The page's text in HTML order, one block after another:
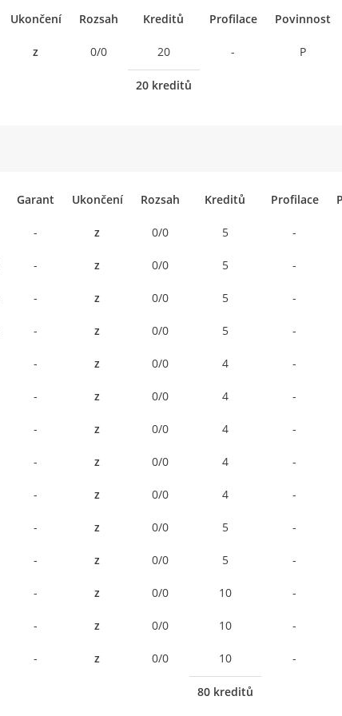
Ukončení Rozsah Kreditů Profilace Povinnost
z 0/0 20 - P
20 kreditů
Garant Ukončení Rozsah Kreditů Profilace
- z 0/0 5 -
- z 0/0 5 -
- z 0/0 5 -
- z 0/0 5 -
- z 0/0 4 -
- z 0/0 4 -
- z 0/0 4 -
- z 0/0 4 -
- z 0/0 4 -
- z 0/0 5 -
- z 0/0 5 -
- z 0/0 10 -
- z 0/0 10 -
- z 0/0 10 -
80 kreditů